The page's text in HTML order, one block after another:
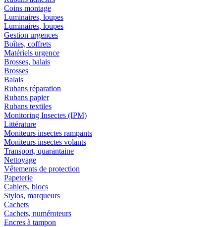
Coins montage
Luminaires, loupes
Luminaires, loupes
Gestion urgences
Boîtes, coffrets
Matériels urgence
Brosses, balais
Brosses
Balais
Rubans réparation
Rubans papier
Rubans textiles
Monitoring Insectes (IPM)
Littérature
Moniteurs insectes rampants
Moniteurs insectes volants
Transport, quarantaine
Nettoyage
Vêtements de protection
Papeterie
Cahiers, blocs
Stylos, marqueurs
Cachets
Cachets, numéroteurs
Encres à tampon